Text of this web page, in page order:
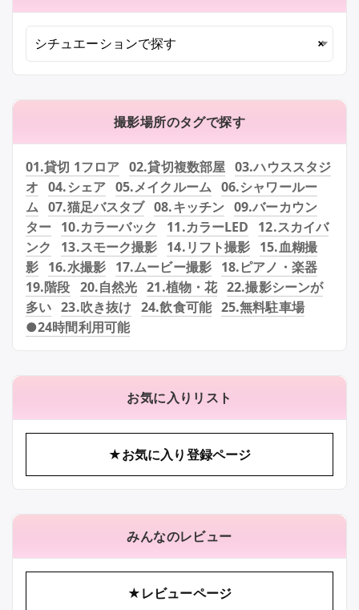
×
シチュエーションで探す
撮影場所のタグで探す
01.貸切 1フロア 02.貸切複数部屋 03.ハウススタジ
オ
04.シェア 05.メイクルーム 06.シャワールー
ム 07.猫足バスタブ 08.キッチン 09.バーカウン
ター 10.カラーバック 11.カラーLED
12.スカイバ
ンク
13.スモーク撮影 14.リフト撮影 15.血糊撮
影 16.水撮影 17.ムービー撮影 18.ピアノ・楽器
19.階段 20.自然光 21.植物・花 22.撮影シーンが
多い 23.吹き抜け 24.飲食可能 25.無料駐車場
●24時間利用可能
お気に入りリスト
★お気に入り登録ページ
みんなのレビュー
★レビューページ